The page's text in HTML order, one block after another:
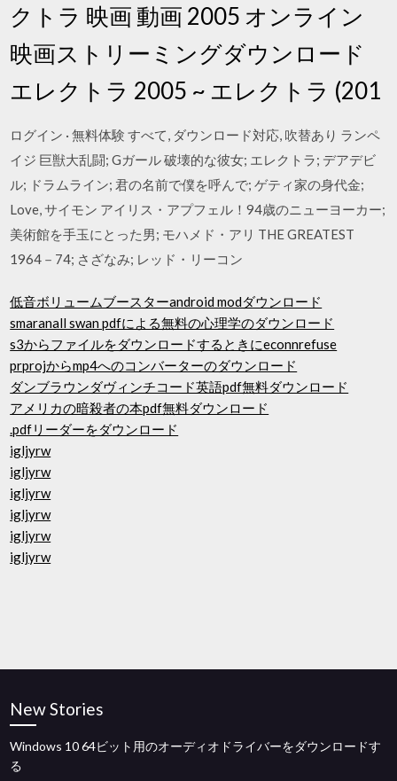
クトラ 映画 動画 2005 オンライン
映画ストリーミングダウンロード
エレクトラ 2005 ~ エレクトラ (201
ログイン · 無料体験 すべて, ダウンロード対応, 吹替あり ランペ
イジ 巨獣大乱闘; Gガール 破壊的な彼女; エレクトラ; デアデビ
ル; ドラムライン; 君の名前で僕を呼んで; ゲティ家の身代金;
Love, サイモン アイリス・アプフェル！94歳のニューヨーカー;
美術館を手玉にとった男; モハメド・アリ THE GREATEST
1964－74; さざなみ; レッド・リーコン
低音ボリュームブースターandroid modダウンロード
smaranall swan pdfによる無料の心理学のダウンロード
s3からファイルをダウンロードするときにeconnrefuse
prprojからmp4へのコンバーターのダウンロード
ダンブラウンダヴィンチコード英語pdf無料ダウンロード
アメリカの暗殺者の本pdf無料ダウンロード
.pdfリーダーをダウンロード
igljyrw
igljyrw
igljyrw
igljyrw
igljyrw
igljyrw
New Stories
Windows 10 64ビット用のオーディオドライバーをダウンロードす
る